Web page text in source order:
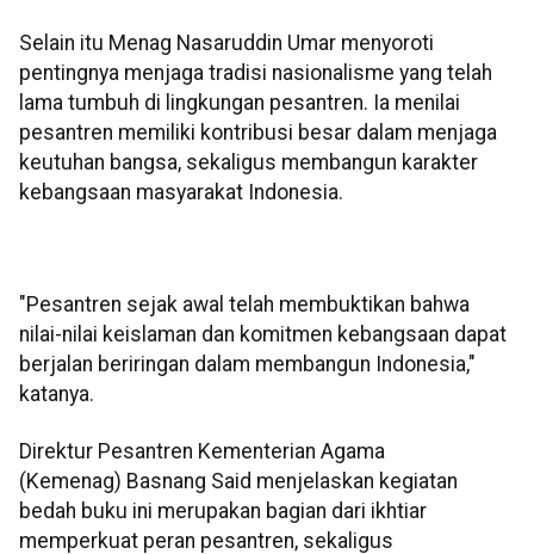
Selain itu Menag Nasaruddin Umar menyoroti
pentingnya menjaga tradisi nasionalisme yang telah
lama tumbuh di lingkungan pesantren. Ia menilai
pesantren memiliki kontribusi besar dalam menjaga
keutuhan bangsa, sekaligus membangun karakter
kebangsaan masyarakat Indonesia.
"Pesantren sejak awal telah membuktikan bahwa
nilai-nilai keislaman dan komitmen kebangsaan dapat
berjalan beriringan dalam membangun Indonesia,"
katanya.
Direktur Pesantren Kementerian Agama
(Kemenag) Basnang Said menjelaskan kegiatan
bedah buku ini merupakan bagian dari ikhtiar
memperkuat peran pesantren, sekaligus